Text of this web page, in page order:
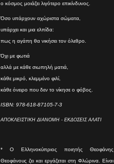
ο κόσμος μοιάζει λιγότερο επικίνδυνος.
Όσο υπάρχουν αχώριστα σώματα,
υπάρχει και μια ελπίδα:
πως η αγάπη θα νικήσει τον όλεθρο.
Όχι με φωτιά
αλλά με κάθε σιωπηλή ματιά,
κάθε μικρό, κλεμμένο φιλί,
κάθε όνειρο που δεν το νίκησε ο φόβος.
ISBN: 978-618-87105-7-3
ΑΠΟΚΛΕΙΣΤΙΚΗ ΔΙΑΝΟΜΗ - ΕΚΔΟΣΕΙΣ ΑΛΑΤΙ
* O Eλληνοκύπριος ποιητής Θεοφάνης
Θεοφάνους ζει και εργάζεται στη Φλώρινα. Είναι